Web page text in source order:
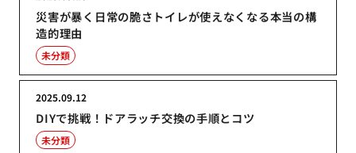
災害が暴く日常の脆さトイレが使えなくなる本当の構
造的理由
未分類
DIYで挑戦！ドアラッチ交換の手順とコツ
2025.09.12
未分類